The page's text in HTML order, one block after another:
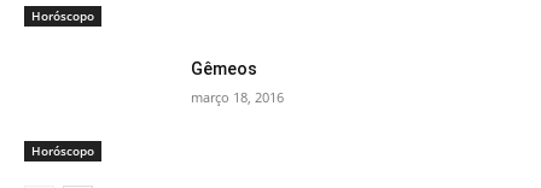
Horóscopo
Horóscopo
Gêmeos
março 18, 2016